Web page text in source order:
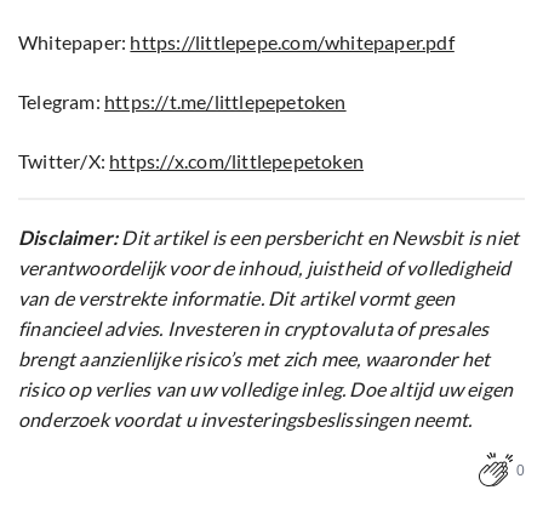
Whitepaper: https://littlepepe.com/whitepaper.pdf
Telegram: https://t.me/littlepepetoken
Twitter/X: https://x.com/littlepepetoken
Disclaimer:Dit artikel is een persbericht en Newsbit is niet
verantwoordelijk voor de inhoud, juistheid of volledigheid
van de verstrekte informatie. Dit artikel vormt geen
financieel advies. Investeren in cryptovaluta of presales
brengt aanzienlijke risico’s met zich mee, waaronder het
risico op verlies van uw volledige inleg. Doe altijd uw eigen
onderzoek voordat u investeringsbeslissingen neemt.
0